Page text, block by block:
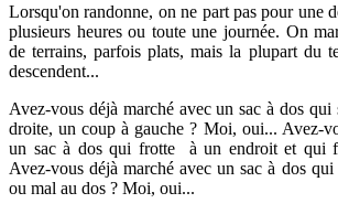
Lorsqu'on randonne, on ne part pas pour une
plusieurs heures ou toute une journée. On
de terrains, parfois plats, mais la plupart du
descendent...
Avez-vous déjà marché avec un sac à dos qui
droite, un coup à gauche ? Moi, oui... Avez-
un sac à dos qui frotte à un endroit et qui
Avez-vous déjà marché avec un sac à dos
ou mal au dos ? Moi, oui...